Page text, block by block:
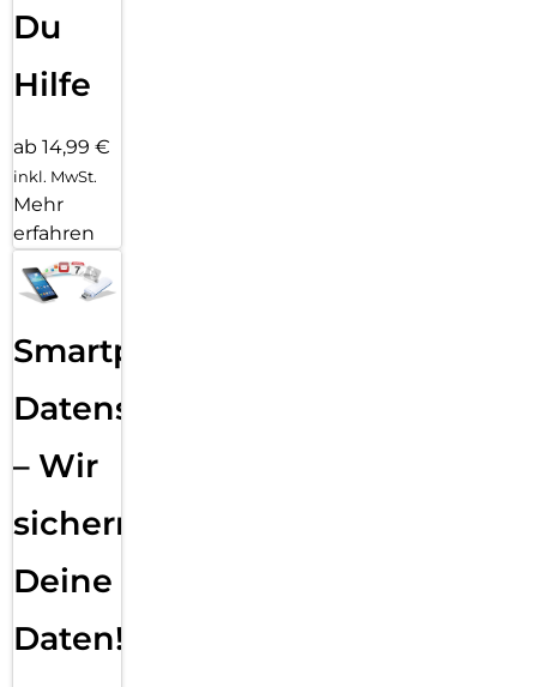
Du
Hilfe
ab 14,99 €
inkl. MwSt.
Mehr
erfahren
Smartphone
Datensicherung
– Wir
sichern
Deine
Daten!